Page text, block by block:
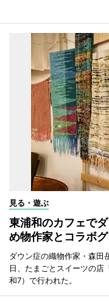
見る・遊ぶ
東浦和のカフェで
め物作家とコラボ
ダウン症の織物作家・森田
日、たまごとスイーツの店
和7）で行われた。